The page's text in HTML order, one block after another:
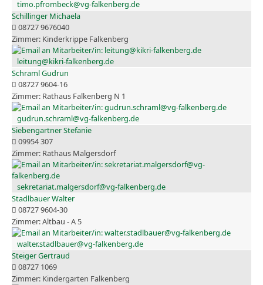
timo.pfrombeck@vg-falkenberg.de
Schillinger Michaela
08727 9676040
Kinderkrippe Falkenberg
leitung@kikri-falkenberg.de
Schraml Gudrun
08727 9604-16
Rathaus Falkenberg N 1
gudrun.schraml@vg-falkenberg.de
Siebengartner Stefanie
09954 307
Rathaus Malgersdorf
sekretariat.malgersdorf@vg-falkenberg.de
Stadlbauer Walter
08727 9604-30
Altbau - A 5
walter.stadlbauer@vg-falkenberg.de
Steiger Gertraud
08727 1069
Kindergarten Falkenberg